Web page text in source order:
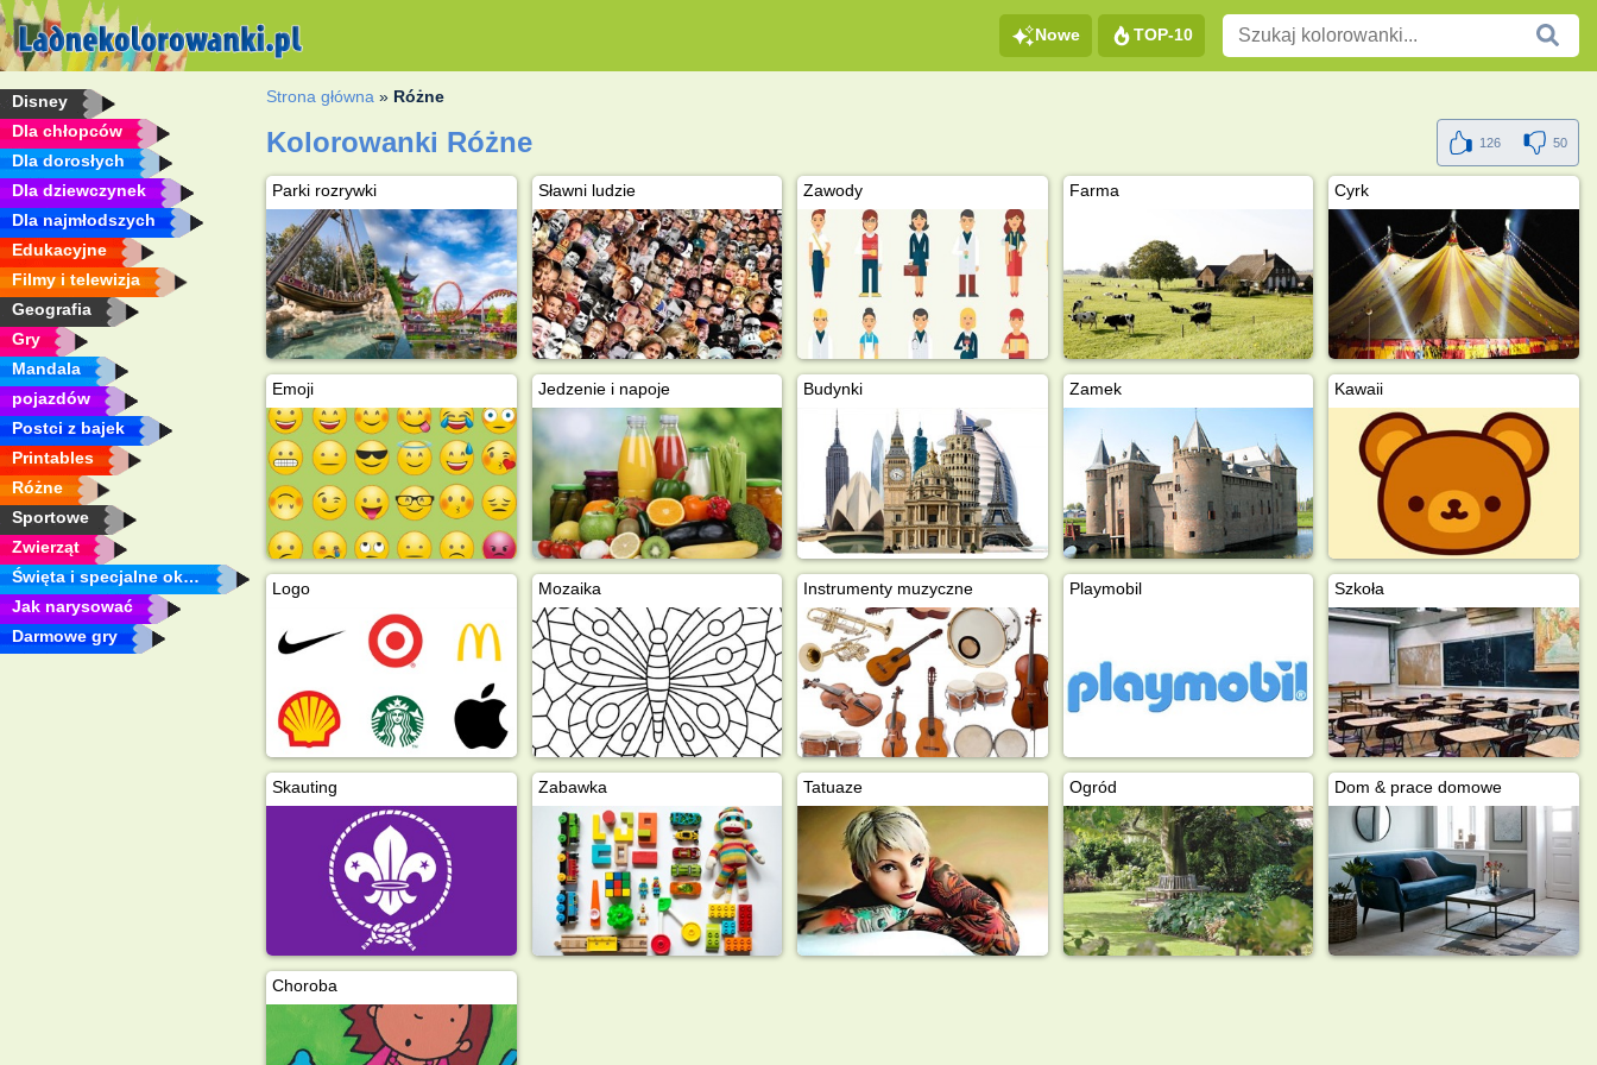
Nowe TOP-10
Disney
Dla chłopców
Dla dorosłych
Dla dziewczynek
Dla najmłodszych
Edukacyjne
Filmy i telewizja
Geografia
Gry
Mandala
pojazdów
Postci z bajek
Printables
Różne
Sportowe
Zwierząt
Święta i specjalne okazje
Jak narysować
Darmowe gry
Strona główna » Różne
Kolorowanki Różne 126 50
Parki rozrywki Sławni ludzie Zawody Farma Cyrk
Emoji Jedzenie i napoje Budynki Zamek Kawaii
Logo Mozaika Instrumenty muzyczne Playmobil Szkoła
Skauting Zabawka Tatuaze Ogród Dom & prace domowe
Choroba